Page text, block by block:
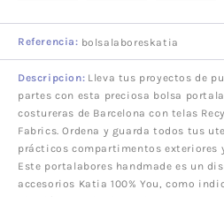
Referencia: bolsalaboreskatia
Descripcion: Lleva tus proyectos de
partes con esta preciosa bolsa
costureras de Barcelona con telas
Fabrics. Ordena y guarda todos tus
prácticos compartimentos exteriores
Este portalabores handmade es un
accesorios Katia 100% You, como